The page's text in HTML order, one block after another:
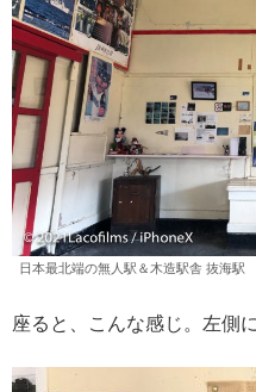
日本最北端の無人駅＆木造駅舎 抜海駅
座ると、こんな感じ。左側